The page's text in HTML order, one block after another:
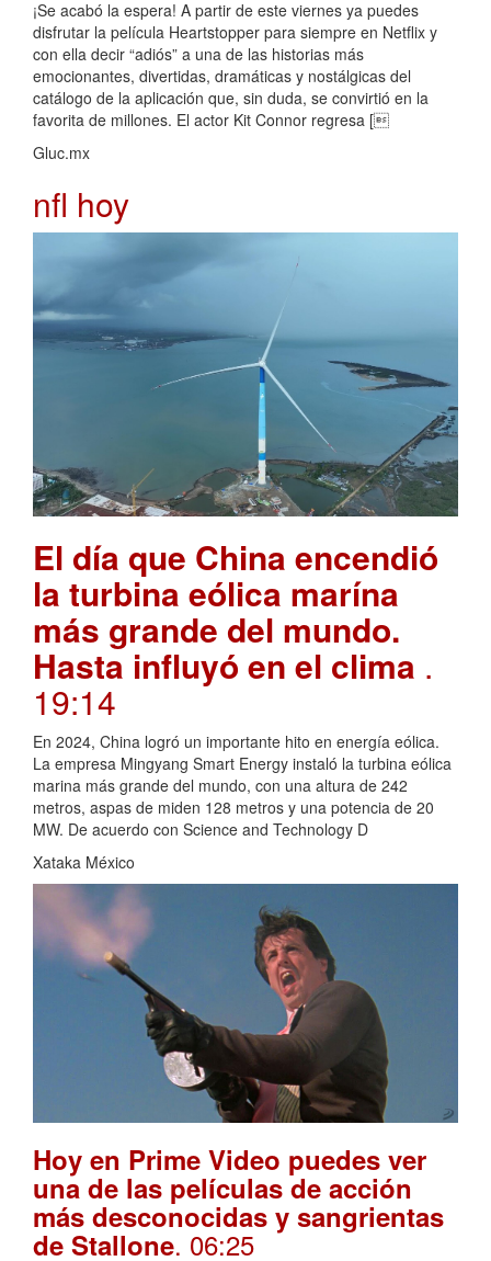
¡Se acabó la espera! A partir de este viernes ya puedes
disfrutar la película Heartstopper para siempre en Netflix y
con ella decir “adiós” a una de las historias más
emocionantes, divertidas, dramáticas y nostálgicas del
catálogo de la aplicación que, sin duda, se convirtió en la
favorita de millones. El actor Kit Connor regresa [
Gluc.mx
nfl hoy
El día que China encendió
la turbina eólica marína
más grande del mundo.
Hasta influyó en el clima .
19:14
En 2024, China logró un importante hito en energía eólica.
La empresa Mingyang Smart Energy instaló la turbina eólica
marina más grande del mundo, con una altura de 242
metros, aspas de miden 128 metros y una potencia de 20
MW. De acuerdo con Science and Technology D
Xataka México
Hoy en Prime Video puedes ver
una de las películas de acción
más desconocidas y sangrientas
de Stallone. 06:25